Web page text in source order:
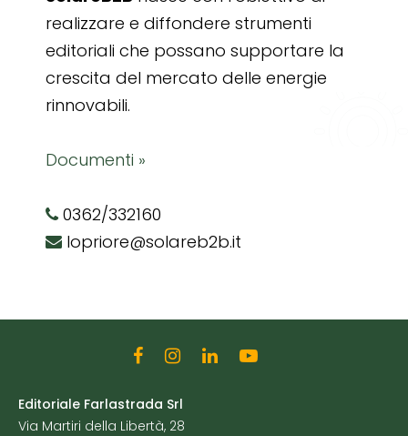
realizzare e diffondere strumenti
editoriali che possano supportare la
crescita del mercato delle energie
rinnovabili.
Documenti »
0362/332160
lopriore@solareb2b.it
Editoriale Farlastrada Srl
Via Martiri della Libertà, 28